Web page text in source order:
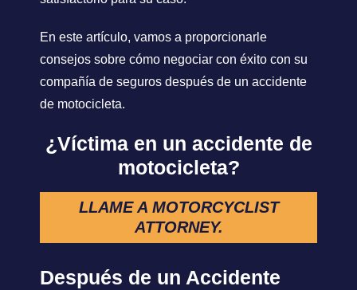
En este artículo, vamos a proporcionarle
consejos sobre cómo negociar con éxito con su
compañía de seguros después de un accidente
de motocicleta.
¿Víctima en un accidente de
motocicleta?
LLAME A MOTORCYCLIST
ATTORNEY.
Después de un Accidente